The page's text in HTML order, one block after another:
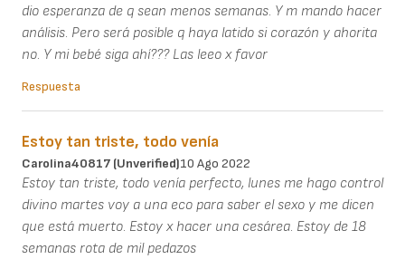
dio esperanza de q sean menos semanas. Y m mando hacer
análisis. Pero será posible q haya latido si corazón y ahorita
no. Y mi bebé siga ahí??? Las leeo x favor
Respuesta
Estoy tan triste, todo venía
Carolina40817 (unverified)10 Ago 2022
Estoy tan triste, todo venía perfecto, lunes me hago control
divino martes voy a una eco para saber el sexo y me dicen
que está muerto. Estoy x hacer una cesárea. Estoy de 18
semanas rota de mil pedazos